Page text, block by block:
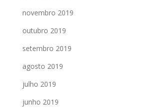
novembro 2019
outubro 2019
setembro 2019
agosto 2019
julho 2019
junho 2019